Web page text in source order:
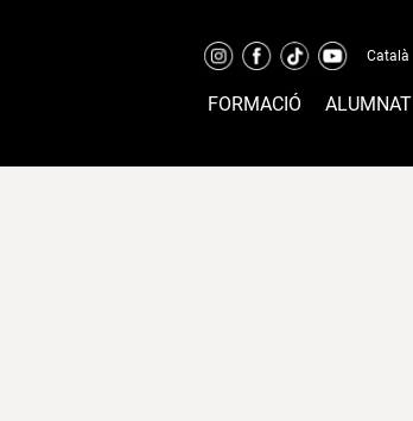
Català
FORMACIÓ ALUMNAT